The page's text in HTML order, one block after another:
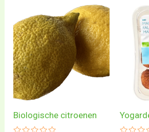
Biologische citroenen